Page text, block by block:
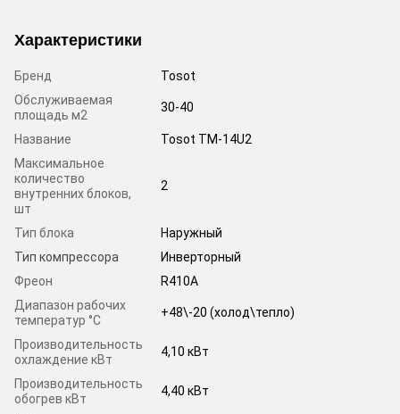
Характеристики
Бренд
Tosot
Обслуживаемая
площадь м2
30-40
Название
Tosot TM-14U2
Максимальное
количество
внутренних блоков,
шт
2
Тип блока
Наружный
Тип компрессора
Инверторный
Фреон
R410A
Диапазон рабочих
температур °C
+48\-20 (холод\тепло)
Производительность
охлаждение кВт
4,10 кВт
Производительность
обогрев кВт
4,40 кВт